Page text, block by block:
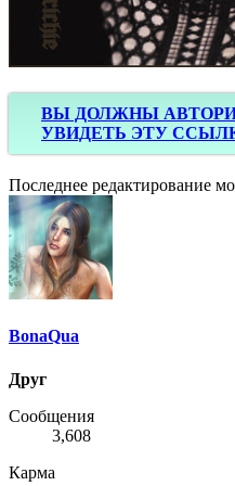
ВЫ ДОЛЖНЫ
УВИДЕТЬ ЭТУ
Последнее редактирование
BonaQua
Друг
Сообщения
3,608
Карма